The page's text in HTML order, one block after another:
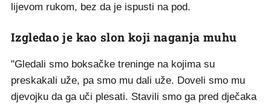
lijevom rukom, bez da je ispusti na pod.
Izgledao je kao slon koji naganja muhu
"Gledali smo boksačke treninge na kojima su
preskakali uže, pa smo mu dali uže. Doveli smo mu
djevojku da ga uči plesati. Stavili smo ga pred dječaka